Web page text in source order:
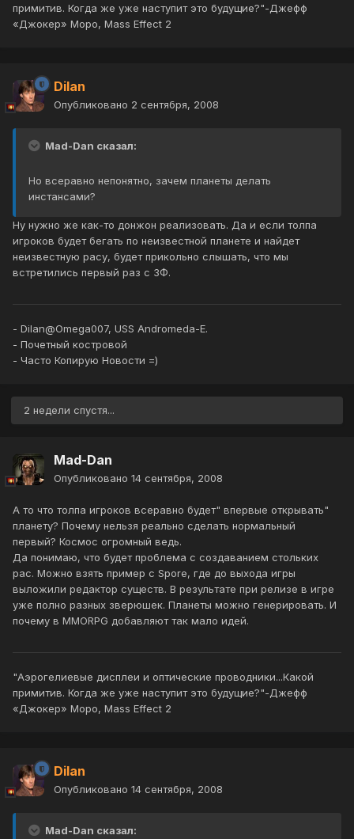
примитив. Когда же уже наступит это будущие?"-Джефф
«Джокер» Моро, Mass Effect 2
Dilan
Опубликовано 2 сентября, 2008
Mad-Dan сказал:
Но всеравно непонятно, зачем планеты делать
инстансами?
Ну нужно же как-то донжон реализовать. Да и если толпа
игроков будет бегать по неизвестной планете и найдет
неизвестную расу, будет прикольно слышать, что мы
встретились первый раз с ЗФ.
- Dilan@Omega007, USS Andromeda-E.
- Почетный костровой
- Часто Копирую Новости =)
2 недели спустя...
Mad-Dan
Опубликовано 14 сентября, 2008
А то что толпа игроков всеравно будет" впервые открывать"
планету? Почему нельзя реально сделать нормальный
первый? Космос огромный ведь.
Да понимаю, что будет проблема с создаванием стольких
рас. Можно взять пример с Spore, где до выхода игры
выложили редактор существ. В результате при релизе в игре
уже полно разных зверюшек. Планеты можно генерировать. И
почему в MMORPG добавляют так мало идей.
"Аэрогелиевые дисплеи и оптические проводники...Какой
примитив. Когда же уже наступит это будущие?"-Джефф
«Джокер» Моро, Mass Effect 2
Dilan
Опубликовано 14 сентября, 2008
Mad-Dan сказал: